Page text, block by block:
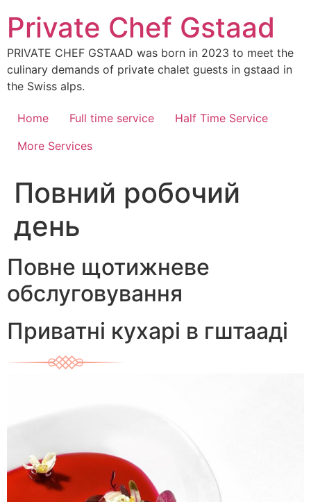
content
Private Chef Gstaad
PRIVATE CHEF GSTAAD was born in 2023 to meet the
culinary demands of private chalet guests in gstaad in
the Swiss alps.
Home Full time service
Half Time Service
More Services
Повний робочий
день
Повне щотижневе
обслуговування
Приватні кухарі в гштааді